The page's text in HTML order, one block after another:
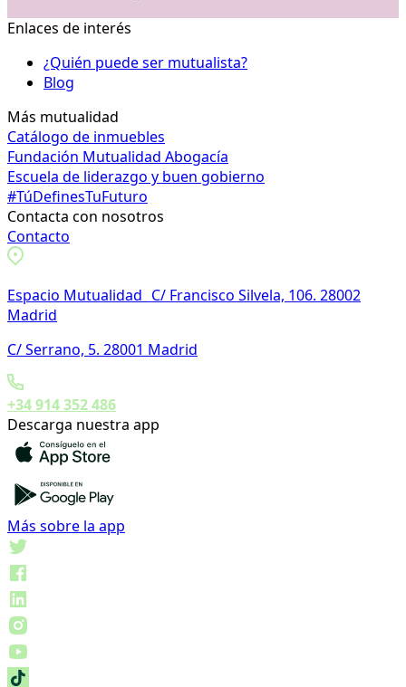
Enlaces de interés
¿Quién puede ser mutualista?
Blog
Más mutualidad
Catálogo de inmuebles
Fundación Mutualidad Abogacía
Escuela de liderazgo y buen gobierno
#TúDefinesTuFuturo
Contacta con nosotros
Contacto
Espacio Mutualidad C/ Francisco Silvela, 106. 28002
Madrid
C/ Serrano, 5. 28001 Madrid
+34 914 352 486
Descarga nuestra app
Más sobre la app